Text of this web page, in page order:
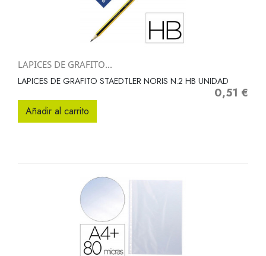
LAPICES DE GRAFITO...
LAPICES DE GRAFITO STAEDTLER NORIS N.2 HB UNIDAD
Precio
0,51 €
Añadir al carrito